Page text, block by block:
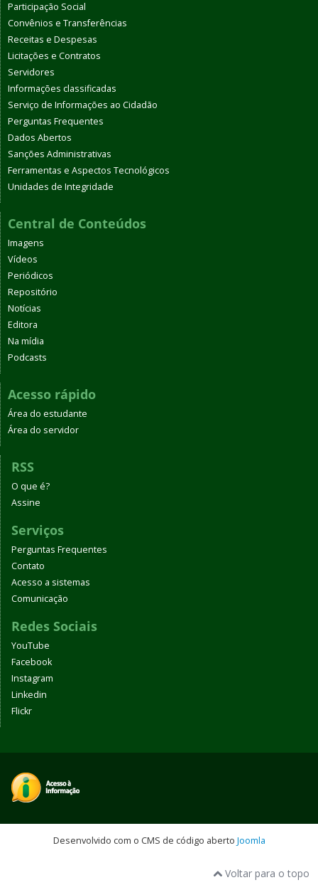
Participação Social
Convênios e Transferências
Receitas e Despesas
Licitações e Contratos
Servidores
Informações classificadas
Serviço de Informações ao Cidadão
Perguntas Frequentes
Dados Abertos
Sanções Administrativas
Ferramentas e Aspectos Tecnológicos
Unidades de Integridade
Central de Conteúdos
Imagens
Vídeos
Periódicos
Repositório
Notícias
Editora
Na mídia
Podcasts
Acesso rápido
Área do estudante
Área do servidor
RSS
O que é?
Assine
Serviços
Perguntas Frequentes
Contato
Acesso a sistemas
Comunicação
Redes Sociais
YouTube
Facebook
Instagram
Linkedin
Flickr
Desenvolvido com o CMS de código aberto Joomla
Voltar para o topo